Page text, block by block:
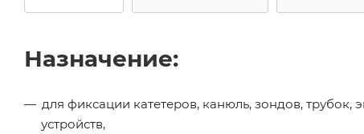
Назначение:
для фиксации катетеров, канюль, зондов, трубок,
устройств,